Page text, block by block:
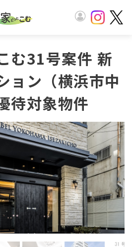
む31号案件 新
ョン（横浜市中
待対象物件